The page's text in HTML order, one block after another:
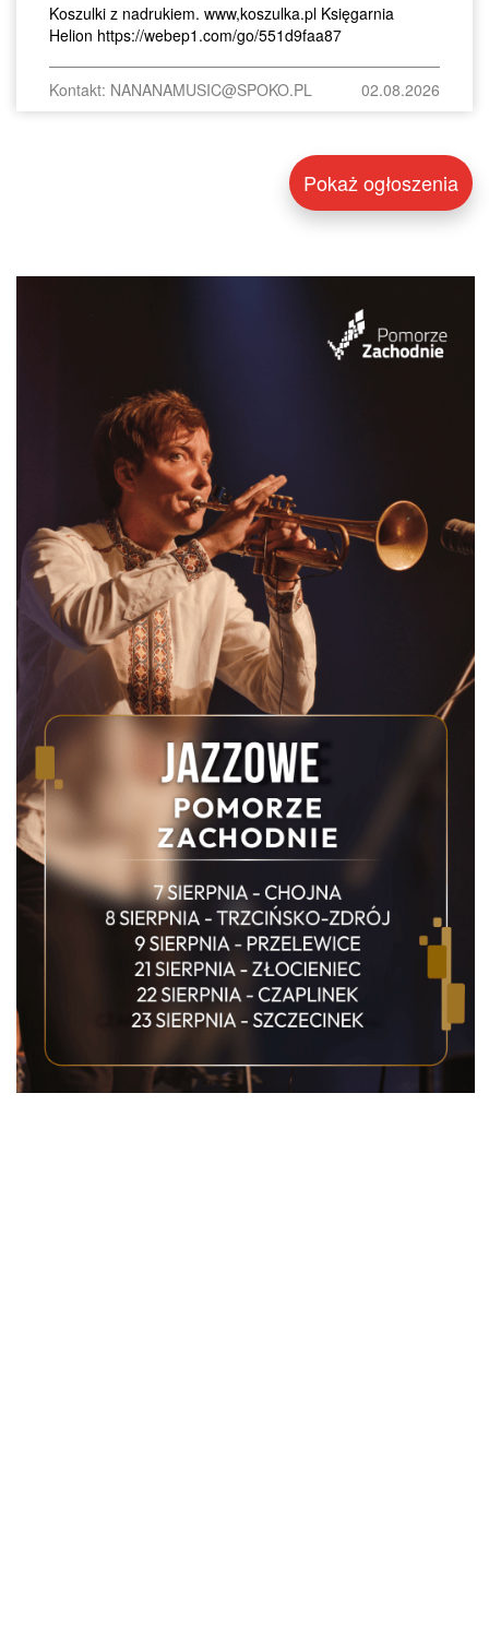
Koszulki z nadrukiem. www,koszulka.pl Księgarnia
Helion https://webep1.com/go/551d9faa87
Kontakt: NANANAMUSIC@SPOKO.PL 02.08.2026
Pokaż ogłoszenia